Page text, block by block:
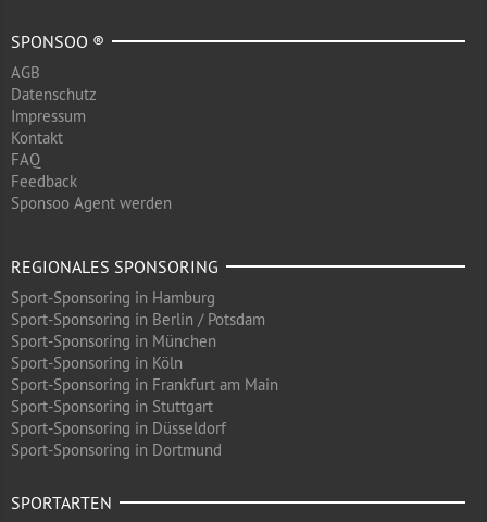
SPONSOO ®
AGB
Datenschutz
Impressum
Kontakt
FAQ
Feedback
Sponsoo Agent werden
REGIONALES SPONSORING
Sport-Sponsoring in Hamburg
Sport-Sponsoring in Berlin / Potsdam
Sport-Sponsoring in München
Sport-Sponsoring in Köln
Sport-Sponsoring in Frankfurt am Main
Sport-Sponsoring in Stuttgart
Sport-Sponsoring in Düsseldorf
Sport-Sponsoring in Dortmund
SPORTARTEN